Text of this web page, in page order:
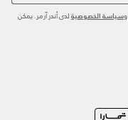
وسياسة الخصوصية لدى أندر آرمر. يمكن